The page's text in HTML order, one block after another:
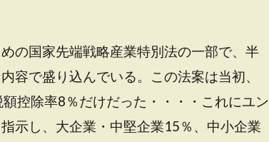
の国家先端戦略産業特別法の一部で、半
容で盛り込んでいる。この法案は当初、
控除率8％だけだった・・・・これにユン
示し、大企業・中堅企業15％、中小企業